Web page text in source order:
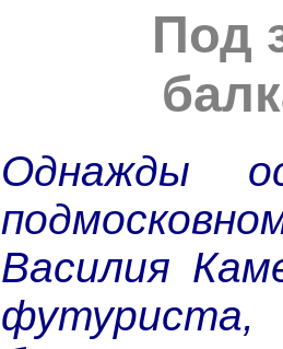
Под
Однажды
Василия